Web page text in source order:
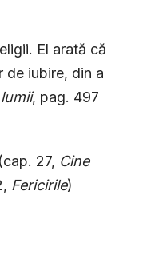
El arată că
de iubire, din a
, pag. 497
27, Cine
Fericirile)